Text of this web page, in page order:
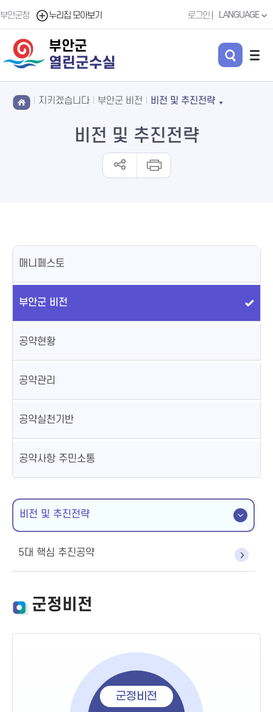
부안군청 누리집 모아보기 로그인 LANGUAGE
부안군
열린군수실
지키겠습니다 부안군 비전 비전 및 추진전략
비전 및 추진전략
매니페스토
부안군 비전
공약현황
공약관리
공약실천기반
공약사항 주민소통
비전 및 추진전략
5대 핵심 추진공약
군정비전
군정비전